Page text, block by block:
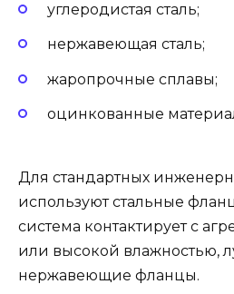
углеродистая сталь;
нержавеющая сталь;
жаропрочные сплавы;
оцинкованные
Для стандартных
используют стальные
система контактирует с
или высокой влажностью,
нержавеющие фланцы.